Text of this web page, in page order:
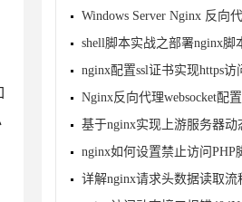
Windows Server Nginx 反向
shell脚本实战之部署nginx脚
nginx配置ssl证书实现https访
Nginx反向代理websocket配
nginx如何设置禁止访问PHP
详解nginx请求头数据读取流